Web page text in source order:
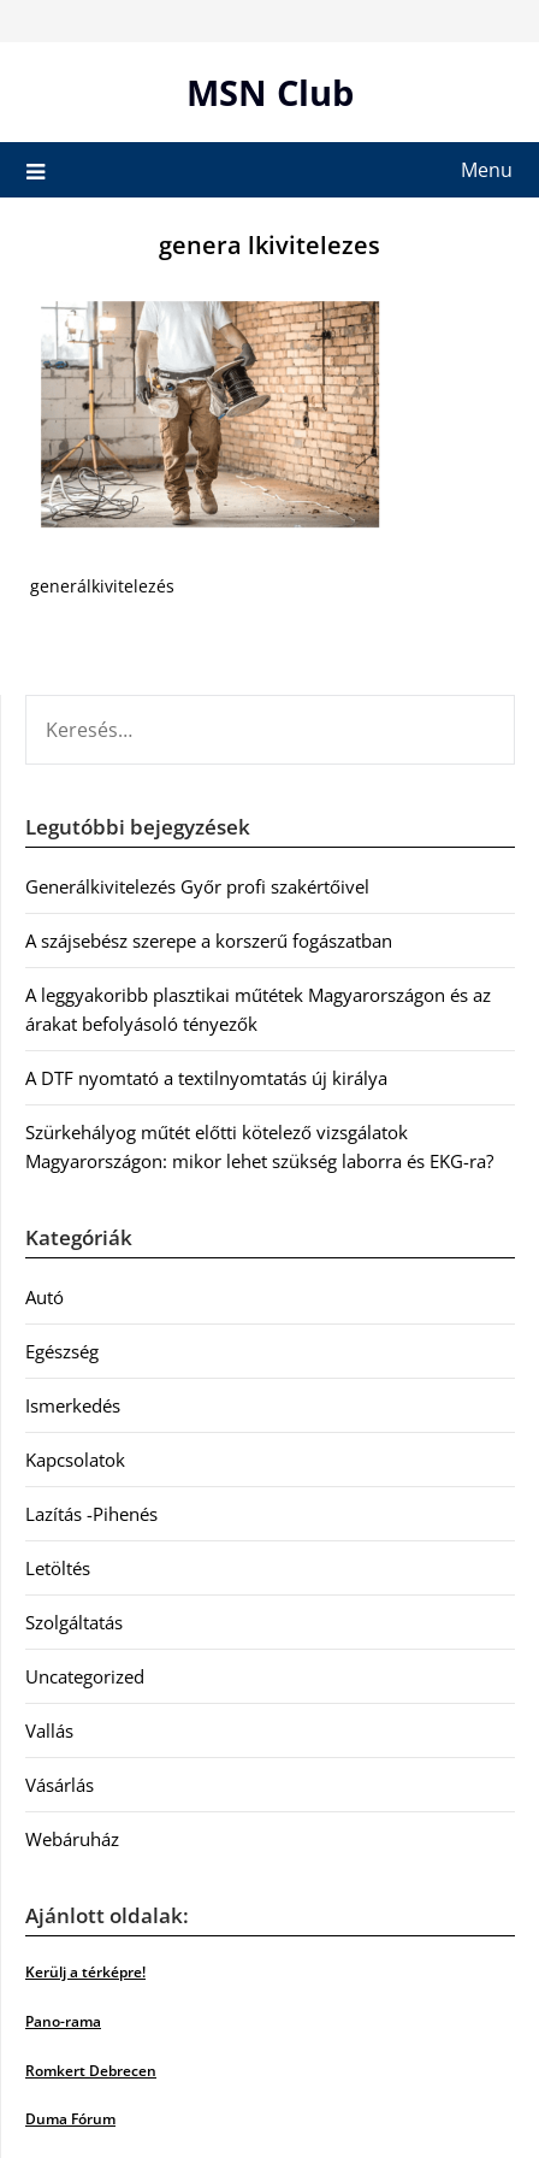
MSN Club
Menu
genera lkivitelezes
generálkivitelezés
Legutóbbi bejegyzések
Generálkivitelezés Győr profi szakértőivel
A szájsebész szerepe a korszerű fogászatban
A leggyakoribb plasztikai műtétek Magyarországon és az
árakat befolyásoló tényezők
A DTF nyomtató a textilnyomtatás új királya
Szürkehályog műtét előtti kötelező vizsgálatok
Magyarországon: mikor lehet szükség laborra és EKG-ra?
Kategóriák
Autó
Egészség
Ismerkedés
Kapcsolatok
Lazítás -Pihenés
Letöltés
Szolgáltatás
Uncategorized
Vallás
Vásárlás
Webáruház
Ajánlott oldalak:
Kerülj a térképre!
Pano-rama
Romkert Debrecen
Duma Fórum